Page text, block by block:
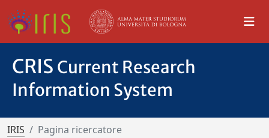
CRIS Current Research
Information System
IRIS Pagina ricercatore